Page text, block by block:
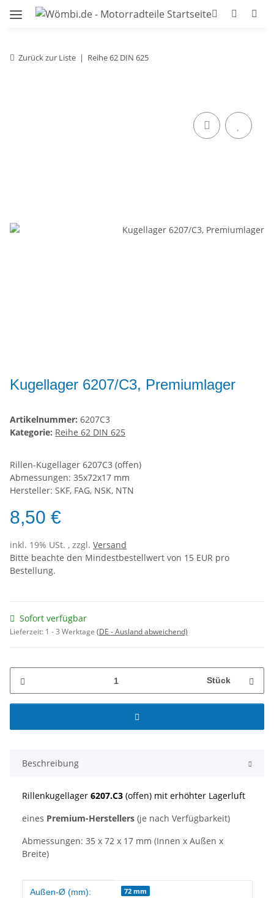
Zurück zur Liste Reihe 62 DIN 625
Kugellager 6207/C3, Premiumlager
Artikelnummer: 6207C3
Kategorie: Reihe 62 DIN 625
Rillen-Kugellager 6207C3 (offen)
Abmessungen: 35x72x17 mm
Hersteller: SKF, FAG, NSK, NTN
8,50 €
inkl. 19% USt. , zzgl. Versand
Bitte beachte den Mindestbestellwert von 15 EUR pro
Bestellung.
Sofort verfügbar
Lieferzeit: 1 - 3 Werktage (DE - Ausland abweichend)
Stück
Beschreibung
Rillenkugellager 6207.C3 (offen) mit erhöhter Lagerluft
eines Premium-Herstellers (je nach Verfügbarkeit)
Abmessungen: 35 x 72 x 17 mm (Innen x Außen x
Breite)
Produkteigenschaft
Wert
Außen-Ø (mm): 72 mm